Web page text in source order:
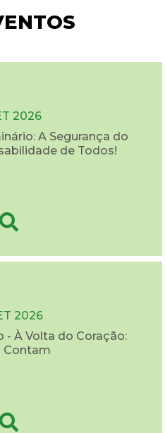
2026
A Segurança do
de Todos!
2026
- À Volta do Coração:
Contam